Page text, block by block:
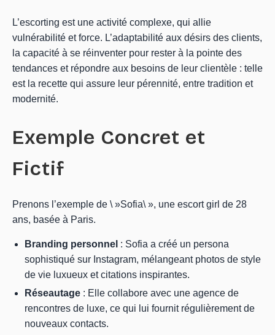
L’escorting est une activité complexe, qui allie
vulnérabilité et force. L’adaptabilité aux désirs des clients,
la capacité à se réinventer pour rester à la pointe des
tendances et répondre aux besoins de leur clientèle : telle
est la recette qui assure leur pérennité, entre tradition et
modernité.
Exemple Concret et
Fictif
Prenons l’exemple de \ »Sofia\ », une escort girl de 28
ans, basée à Paris.
Branding personnel : Sofia a créé un persona
sophistiqué sur Instagram, mélangeant photos de style
de vie luxueux et citations inspirantes.
Réseautage : Elle collabore avec une agence de
rencontres de luxe, ce qui lui fournit régulièrement de
nouveaux contacts.